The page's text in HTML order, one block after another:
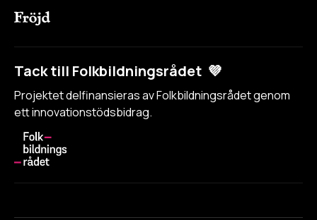
Tack till Folkbildningsrådet 💜
Projektet delfinansieras av Folkbildningsrådet genom
ett innovationstödsbidrag.